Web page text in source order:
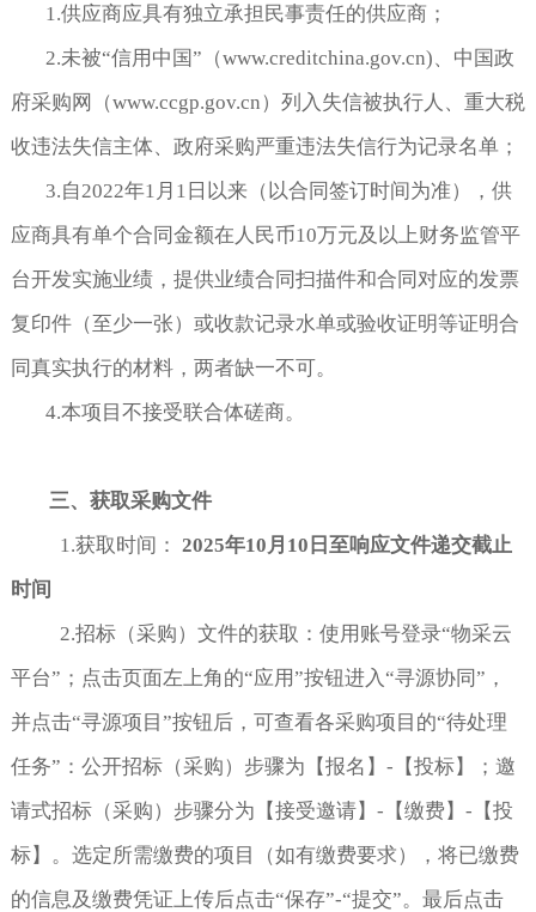
1.供应商应具有独立承担民事责任的供应商；
2.未被“信用中国”（www.creditchina.gov.cn)、中国政
府采购网（www.ccgp.gov.cn）列入失信被执行人、重大税
收违法失信主体、政府采购严重违法失信行为记录名单；
3.自2022年1月1日以来（以合同签订时间为准），供
应商具有单个合同金额在人民币10万元及以上财务监管平
台开发实施业绩，提供业绩合同扫描件和合同对应的发票
复印件（至少一张）或收款记录水单或验收证明等证明合
同真实执行的材料，两者缺一不可。
4.本项目不接受联合体磋商。
三、获取采购文件
1.获取时间： 2025年10 月 10 日至响应文件递交截止
时间
2.招标（采购）文件的获取：使用账号登录“物采云
平台”；点击页面左上角的“应用”按钮进入“寻源协同”，
并点击“寻源项目”按钮后，可查看各采购项目的“待处理
任务”：公开招标（采购）步骤为【报名】-【投标】；邀
请式招标（采购）步骤分为【接受邀请】-【缴费】-【投
标】。选定所需缴费的项目（如有缴费要求），将已缴费
的信息及缴费凭证上传后点击“保存”-“提交”。最后点击